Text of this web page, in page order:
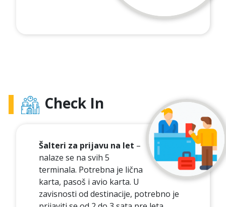
Check In
Šalteri za prijavu na let –
nalaze se na svih 5
terminala. Potrebna je lična
karta, pasoš i avio karta. U
zavisnosti od destinacije, potrebno je